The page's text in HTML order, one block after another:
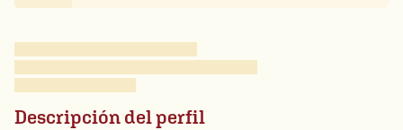
Descripción del perfil